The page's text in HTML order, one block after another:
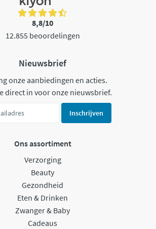
8,8/10
12.855 beoordelingen
Nieuwsbrief
onze aanbiedingen en acties.
direct in voor onze nieuwsbrief.
Inschrijven
Ons assortiment
Verzorging
Beauty
Gezondheid
Eten & Drinken
Zwanger & Baby
Cadeaus